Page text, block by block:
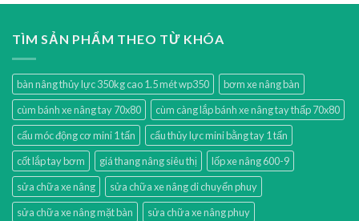
TÌM SẢN PHẨM THEO TỪ KHÓA
bàn nâng thủy lực 350kg cao 1.5 mét wp350
bơm xe nâng bàn
cùm bánh xe nâng tay 70x80
cùm càng lắp bánh xe nâng tay thấp 70x80
cẩu móc động cơ mini 1 tấn
cẩu thủy lực mini bằng tay 1 tấn
cốt lắp tay bơm
giá thang nâng siêu thị
lốp xe nâng 600-9
sửa chữa xe nâng
sửa chữa xe nâng di chuyển phuy
sửa chữa xe nâng mặt bàn
sửa chữa xe nâng phuy